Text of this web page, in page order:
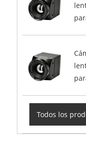
Todos los